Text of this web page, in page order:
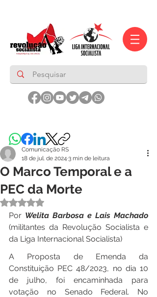
O Marco Temporal e a
PEC da Morte
Comunicação RS
18 de jul. de 2024 3 min de leitura
Avaliado com NaN de 5 estrelas.
Por Welita Barbosa e Lais Machado
(militantes da Revolução Socialista e
da Liga Internacional Socialista)
A Proposta de Emenda da
Constituição PEC 48/2023, no dia 10
de julho, foi encaminhada para
votação no Senado Federal. No